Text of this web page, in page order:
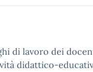
di lavoro dei
didattico-